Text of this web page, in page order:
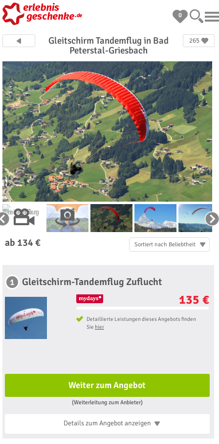
0
Gleitschirm Tandemflug in Bad
Peterstal-Griesbach
265
ab 134 € Sortiert nach Beliebtheit
1 Gleitschirm-Tandemflug Zuflucht
135 €
Detaillierte Leistungen dieses Angebots finden
Sie hier
Weiter zum Angebot
(Weiterleitung zum Anbieter)
Details zum Angebotanzeigen